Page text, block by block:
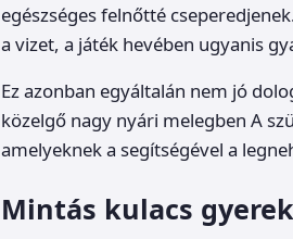
egészséges felnőtté
a vizet, a játék hevében ugyanis
Ez azonban egyáltalán nem jó
közelgő nagy nyári melegben A
amelyeknek a segítségével a
Mintás kulacs